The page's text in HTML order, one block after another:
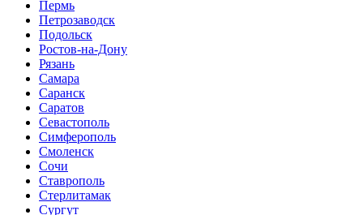
Пермь
Петрозаводск
Подольск
Ростов-на-Дону
Рязань
Самара
Саранск
Саратов
Севастополь
Симферополь
Смоленск
Сочи
Ставрополь
Стерлитамак
Сургут